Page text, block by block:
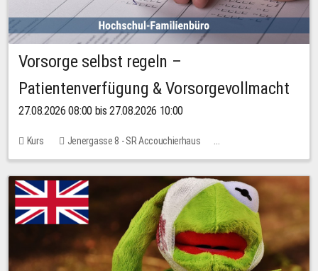
Vorsorge selbst regeln –
Patientenverfügung & Vorsorgevollmacht
27.08.2026 08:00 bis 27.08.2026 10:00
Kurs
Jenergasse 8 - SR Accouchierhaus
Keine freien Plätze